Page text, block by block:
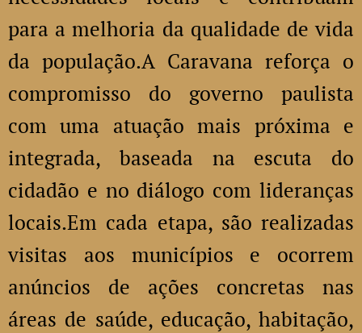
para a melhoria da qualidade de vida
da população.A Caravana reforça o
compromisso do governo paulista
com uma atuação mais próxima e
integrada, baseada na escuta do
cidadão e no diálogo com lideranças
locais.Em cada etapa, são realizadas
visitas aos municípios e ocorrem
anúncios de ações concretas nas
áreas de saúde, educação, habitação,